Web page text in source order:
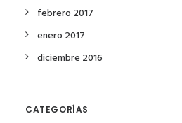
febrero 2017
enero 2017
diciembre 2016
CATEGORÍAS